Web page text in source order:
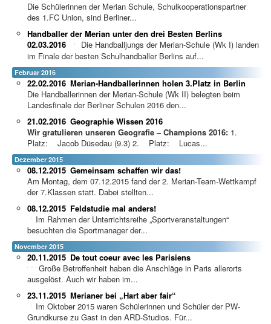
Die Schülerinnen der Merian Schule, Schulkooperationspartner
des 1.FC Union, sind Berliner...
Handballer der Merian unter den drei Besten Berlins
02.03.2016
Die Handballjungs der Merian-Schule (Wk I) landen
im Finale der besten Schulhandballer Berlins auf...
Februar 2016
Merian-Handballerinnen holen 3.Platz in Berlin
22.02.2016
Die Handballerinnen der Merian-Schule (Wk II) belegten beim
Landesfinale der Berliner Schulen 2016 den...
Geographie Wissen 2016
21.02.2016
Wir gratulieren unseren Geografie – Champions 2016: 1.
Platz: Jacob Düsedau (9.3) 2. Platz: Lucas...
Dezember 2015
Gemeinsam schaffen wir das!
08.12.2015
Am Montag, dem 07.12.2015 fand der 2. Merian-Team-Wettkampf
der 7.Klassen statt. Dabei stellten...
Feldstudie mal anders!
08.12.2015
Im Rahmen der Unterrichtsreihe „Sportveranstaltungen“
besuchten die Sportmanager der...
November 2015
De tout coeur avec les Parisiens
20.11.2015
Große Betroffenheit haben die Anschläge in Paris allerorts
ausgelöst. Auch wir haben im...
Merianer bei „Hart aber fair“
23.11.2015
Im Oktober 2015 waren Schülerinnen und Schüler der PW-
Grundkurse zu Gast in den ARD-Studios. Für...